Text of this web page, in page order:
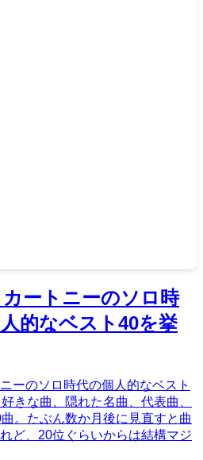
ートニーのソロ時
的なベスト40を挙
ーのソロ時代の個人的なベスト
きな曲、隠れた名曲、代表曲、
。たぶん数か月後に見直すと曲
ど、20位ぐらいからは結構マジ